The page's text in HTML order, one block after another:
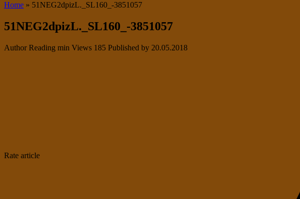
Home » 51NEG2dpizL._SL160_-3851057
51NEG2dpizL._SL160_-3851057
Author Reading min Views 185 Published by 20.05.2018
Rate article